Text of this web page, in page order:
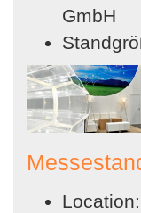
GmbH